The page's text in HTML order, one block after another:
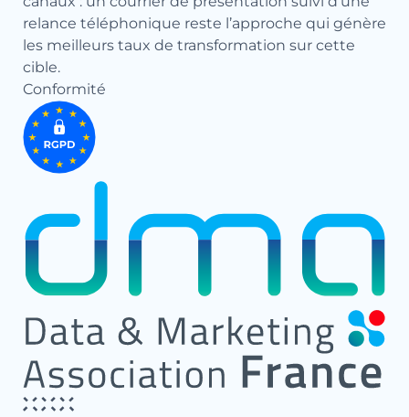
relance téléphonique reste l’approche qui génère
les meilleurs taux de transformation sur cette
cible.
Conformité